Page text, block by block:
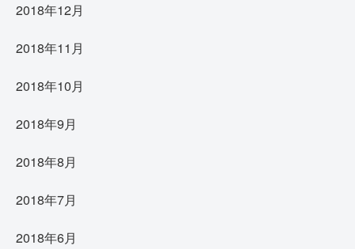
2018年12月
2018年11月
2018年10月
2018年9月
2018年8月
2018年7月
2018年6月